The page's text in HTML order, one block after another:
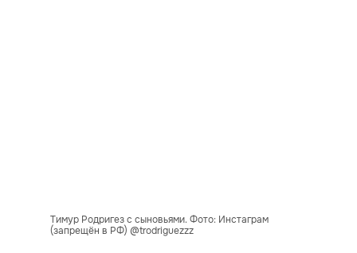
Тимур Родригез с сыновьями. Фото: Инстаграм
(запрещён в РФ) @trodriguezzz